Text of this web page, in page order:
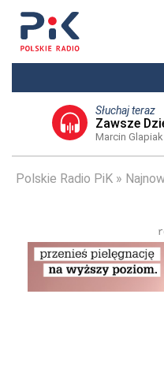
Słuchaj teraz
Zawsze
Marcin Glapiak
Polskie Radio PiK